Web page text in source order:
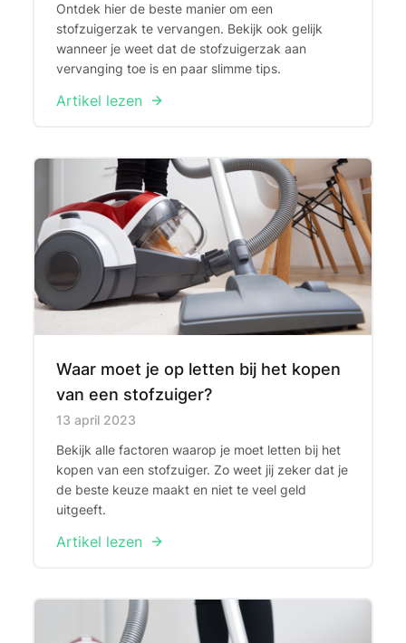
Ontdek hier de beste manier om een
stofzuigerzak te vervangen. Bekijk ook gelijk
wanneer je weet dat de stofzuigerzak aan
vervanging toe is en paar slimme tips.
Artikel lezen
Waar moet je op letten bij het kopen
van een stofzuiger?
Published on
13 april 2023
Bekijk alle factoren waarop je moet letten bij het
kopen van een stofzuiger. Zo weet jij zeker dat je
de beste keuze maakt en niet te veel geld
uitgeeft.
Artikel lezen